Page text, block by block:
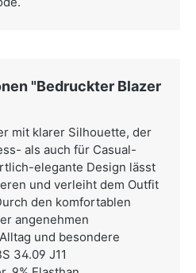
"Bedruckter Blazer
mit klarer Silhouette, der
als auch für Casual-
elegante Design lässt
und verleiht dem Outfit
den komfortablen
angenehmen
und besondere
34.09 J11